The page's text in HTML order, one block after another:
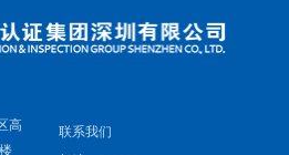
高
联系我们